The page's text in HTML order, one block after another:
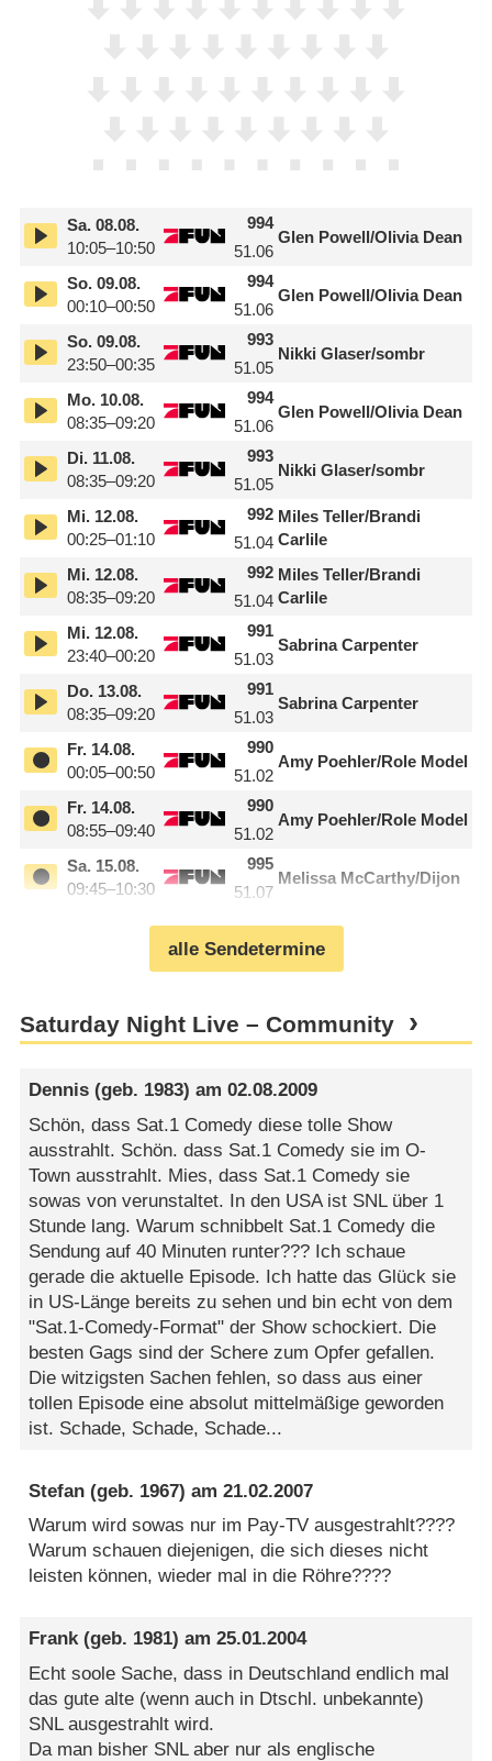
Sa.08.08.
10:05–10:50
994
51.06
Glen Powell/​Olivia Dean
So.09.08.
00:10–00:50
994
51.06
Glen Powell/​Olivia Dean
So.09.08.
23:50–00:35
993
51.05
Nikki Glaser/​sombr
Mo.10.08.
08:35–09:20
994
51.06
Glen Powell/​Olivia Dean
Di.11.08.
08:35–09:20
993
51.05
Nikki Glaser/​sombr
Mi.12.08.
00:25–01:10
992
51.04
Miles Teller/​Brandi
Carlile
Mi.12.08.
08:35–09:20
992
51.04
Miles Teller/​Brandi
Carlile
Mi.12.08.
23:40–00:20
991
51.03
Sabrina Carpenter
Do.13.08.
08:35–09:20
991
51.03
Sabrina Carpenter
Fr.14.08.
00:05–00:50
990
51.02
Amy Poehler/​Role Model
Fr.14.08.
08:55–09:40
990
51.02
Amy Poehler/​Role Model
Sa. 15.08.
09:45–10:30
995
51.07
Melissa McCarthy/​Dijon
alle Sendetermine
Saturday Night Live – Community
Dennis (geb. 1983) am02.08.2009
Schön, dass Sat.1 Comedy diese tolle Show
ausstrahlt. Schön. dass Sat.1 Comedy sie im O-
Town ausstrahlt. Mies, dass Sat.1 Comedy sie
sowas von verunstaltet. In den USA ist SNL über 1
Stunde lang. Warum schnibbelt Sat.1 Comedy die
Sendung auf 40 Minuten runter??? Ich schaue
gerade die aktuelle Episode. Ich hatte das Glück sie
in US-Länge bereits zu sehen und bin echt von dem
"Sat.1-Comedy-Format" der Show schockiert. Die
besten Gags sind der Schere zum Opfer gefallen.
Die witzigsten Sachen fehlen, so dass aus einer
tollen Episode eine absolut mittelmäßige geworden
ist. Schade, Schade, Schade...
Stefan (geb. 1967) am21.02.2007
Warum wird sowas nur im Pay-TV ausgestrahlt????
Warum schauen diejenigen, die sich dieses nicht
leisten können, wieder mal in die Röhre????
Frank(geb. 1981) am25.01.2004
Echt soole Sache, dass in Deutschland endlich mal
das gute alte (wenn auch in Dtschl. unbekannte)
SNL ausgestrahlt wird.
Da man bisher SNL aber nur als englische